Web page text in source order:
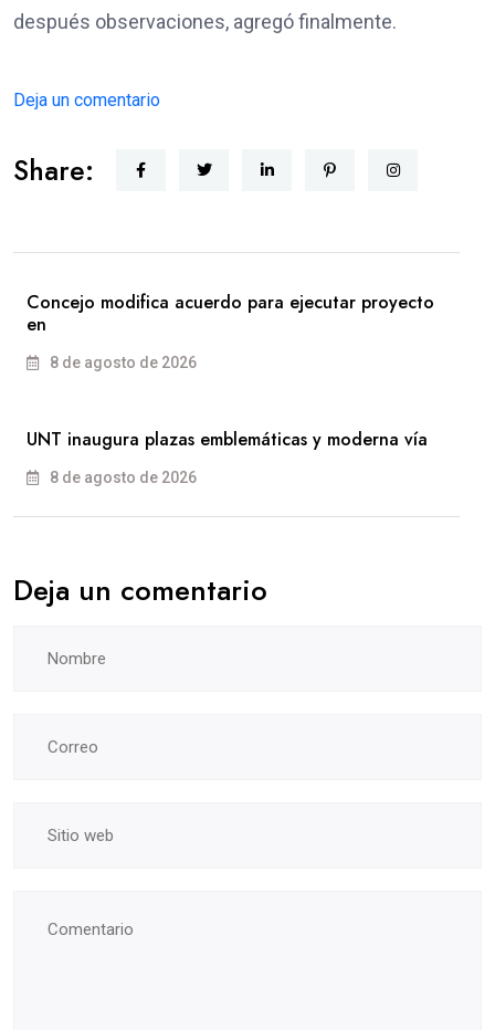
después observaciones, agregó finalmente.
Deja un comentario
Share:
Concejo modifica acuerdo para ejecutar proyecto
en
8 de agosto de 2026
UNT inaugura plazas emblemáticas y moderna vía
8 de agosto de 2026
Deja un comentario